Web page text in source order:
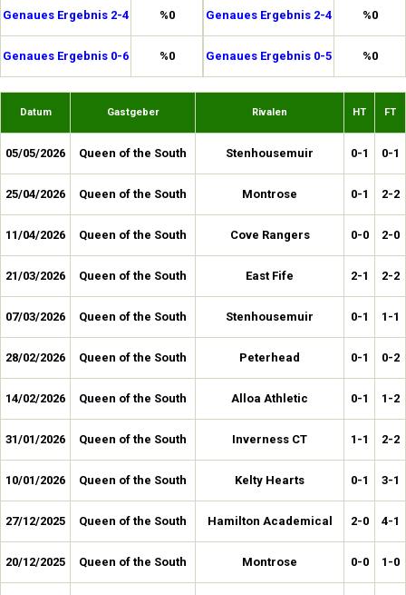
Genaues Ergebnis 2-4 %0
Genaues Ergebnis 0-6 %0
Genaues Ergebnis 2-4 %0
Genaues Ergebnis 0-5 %0
Datum Gastgeber Rivalen HT FT
05/05/2026 Queen of the South Stenhousemuir 0-1 0-1
25/04/2026 Queen of the South Montrose 0-1 2-2
11/04/2026 Queen of the South Cove Rangers 0-0 2-0
21/03/2026 Queen of the South East Fife 2-1 2-2
07/03/2026 Queen of the South Stenhousemuir 0-1 1-1
28/02/2026 Queen of the South Peterhead 0-1 0-2
14/02/2026 Queen of the South Alloa Athletic 0-1 1-2
31/01/2026 Queen of the South Inverness CT 1-1 2-2
10/01/2026 Queen of the South Kelty Hearts 0-1 3-1
27/12/2025 Queen of the South Hamilton Academical 2-0 4-1
20/12/2025 Queen of the South Montrose 0-0 1-0